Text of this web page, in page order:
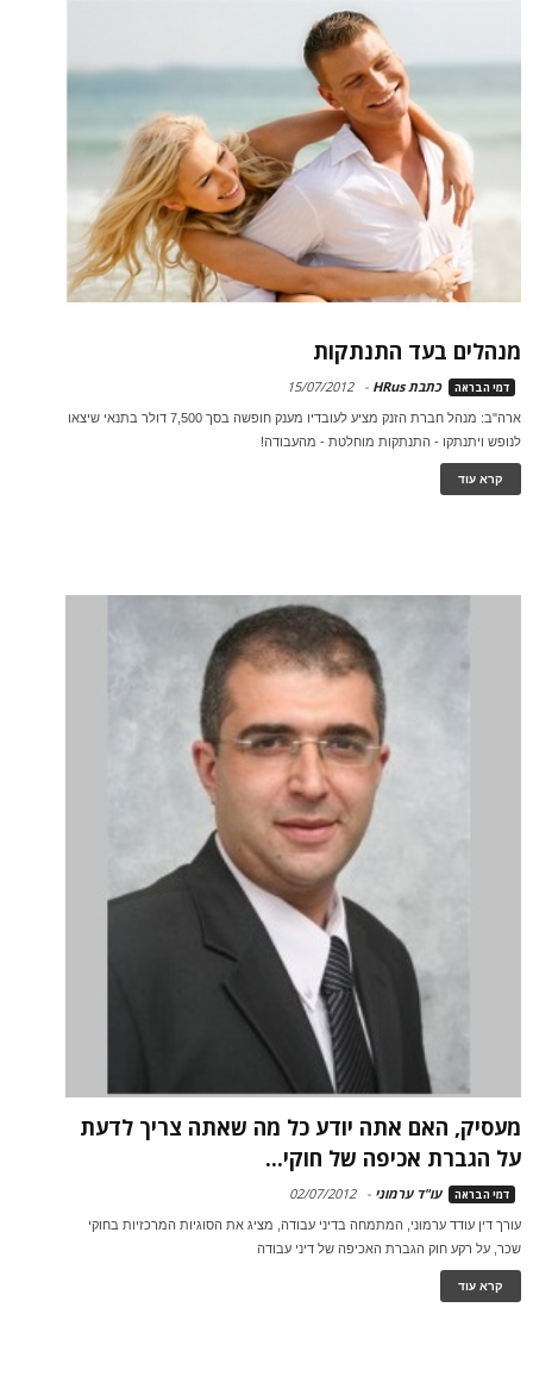
מנהלים בעד התנתקות
דמי הבראה כתבת HRus -
15/07/2012
ארה"ב: מנהל חברת הזנק מציע לעובדיו מענק חופשה בסך 7,500 דולר בתנאי שיצאו
לנופש ויתנתקו - התנתקות מוחלטת - מהעבודה!
קרא עוד
מעסיק, האם אתה יודע כל מה שאתה צריך לדעת
על הגברת אכיפה של חוקי...
דמי הבראה עו"ד ערמוני -
02/07/2012
עורך דין עודד ערמוני, המתמחה בדיני עבודה, מציג את הסוגיות המרכזיות בחוקי
שכר, על רקע חוק הגברת האכיפה של דיני עבודה
קרא עוד